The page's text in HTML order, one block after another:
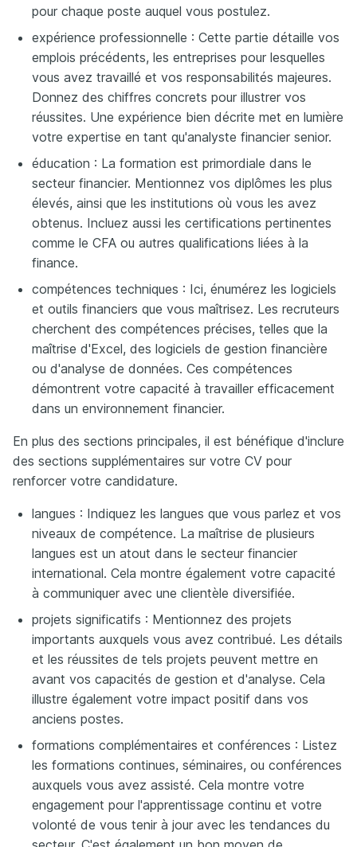
pour chaque poste auquel vous postulez.
expérience professionnelle : Cette partie détaille vos
emplois précédents, les entreprises pour lesquelles
vous avez travaillé et vos responsabilités majeures.
Donnez des chiffres concrets pour illustrer vos
réussites. Une expérience bien décrite met en lumière
votre expertise en tant qu'analyste financier senior.
éducation : La formation est primordiale dans le
secteur financier. Mentionnez vos diplômes les plus
élevés, ainsi que les institutions où vous les avez
obtenus. Incluez aussi les certifications pertinentes
comme le CFA ou autres qualifications liées à la
finance.
compétences techniques : Ici, énumérez les logiciels
et outils financiers que vous maîtrisez. Les recruteurs
cherchent des compétences précises, telles que la
maîtrise d'Excel, des logiciels de gestion financière
ou d'analyse de données. Ces compétences
démontrent votre capacité à travailler efficacement
dans un environnement financier.
En plus des sections principales, il est bénéfique d'inclure
des sections supplémentaires sur votre CV pour
renforcer votre candidature.
langues : Indiquez les langues que vous parlez et vos
niveaux de compétence. La maîtrise de plusieurs
langues est un atout dans le secteur financier
international. Cela montre également votre capacité
à communiquer avec une clientèle diversifiée.
projets significatifs : Mentionnez des projets
importants auxquels vous avez contribué. Les détails
et les réussites de tels projets peuvent mettre en
avant vos capacités de gestion et d'analyse. Cela
illustre également votre impact positif dans vos
anciens postes.
formations complémentaires et conférences : Listez
les formations continues, séminaires, ou conférences
auxquels vous avez assisté. Cela montre votre
engagement pour l'apprentissage continu et votre
volonté de vous tenir à jour avec les tendances du